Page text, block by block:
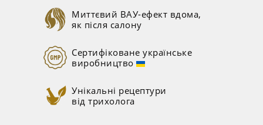
Миттєвий ВАУ-ефект вдома,
як після салону
Сертифіковане українське
виробництво
Унікальні рецептури
від трихолога